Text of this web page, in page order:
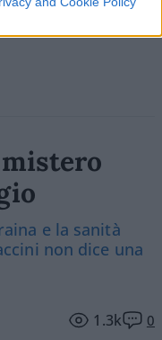
e la sanità
non dice una
1.3k 0